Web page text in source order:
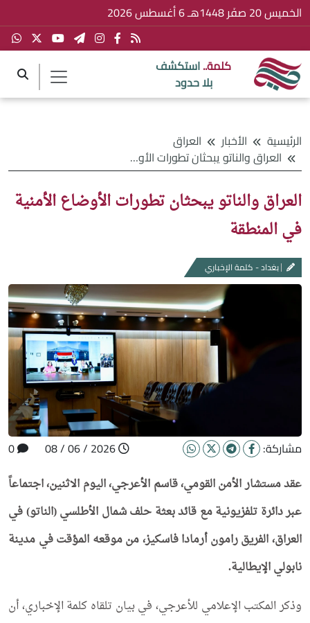
الخميس 20 صفَر 1448هـ 6 أغسطس 2026
كلمة..استكشف
بلا حدود
الرئيسية الأخبار
العراق
العراق والناتو يبحثان تطورات الأوضاع الأمنية في المنطقة
العراق والناتو يبحثان تطورات الأوضاع الأمنية
في المنطقة
بغداد - كلمة الإخباري
مشاركة:
عقد مستشار الأمن القومي، قاسم الأعرجي، اليوم الاثنين، اجتماعاً
عبر دائرة تلفزيونية مع قائد بعثة حلف شمال الأطلسي (الناتو) في
العراق، الفريق رامون أرمادا فاسكيز، من موقعه المؤقت في مدينة
نابولي الإيطالية.
وذكر المكتب الإعلامي للأعرجي، في بيان تلقاه كلمة الإخباري، أن